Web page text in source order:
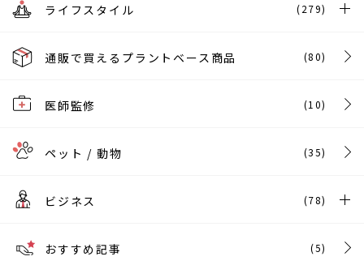
ライフスタイル (279)
通販で買えるプラントベース商品 (80)
医師監修 (10)
ペット / 動物 (35)
ビジネス (78)
おすすめ記事 (5)